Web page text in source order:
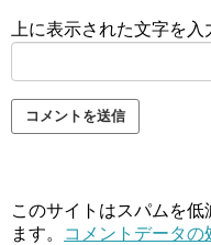
上に表示された文字を入
このサイトはスパムを
ます。
コメントデータの